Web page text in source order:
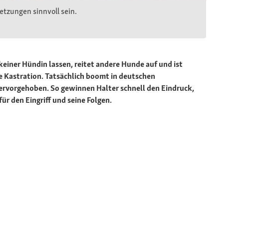
sinnvoll sein.
Hündin lassen, reitet andere Hunde auf und ist
Kastration. Tatsächlich boomt in deutschen
So gewinnen Halter schnell den Eindruck,
den Eingriff und seine Folgen.